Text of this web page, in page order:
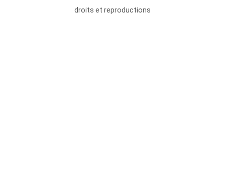
droits et reproductions